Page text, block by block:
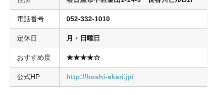
電話番号 052-332-1010
定休日 月・日曜日
おすすめ度 ★★★★☆
公式HP http://hoshi-akari.jp/